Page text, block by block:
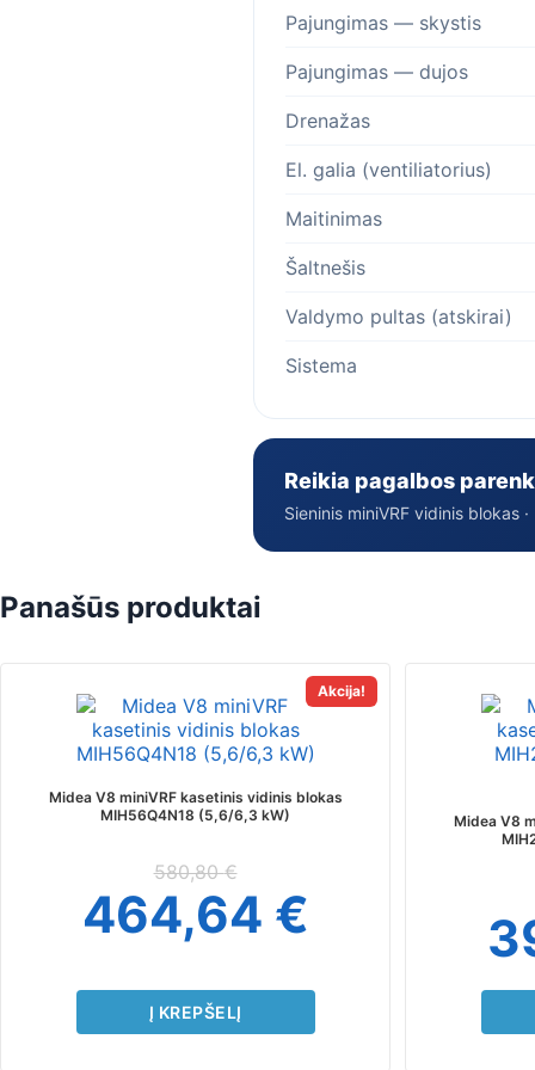
Pajungimas — skystis
Pajungimas — dujos
Drenažas
El. galia (ventiliatorius)
Maitinimas
Šaltnešis
Valdymo pultas (atskirai)
Sistema
Reikia pagalbos
Sieninis miniVRF vidinis blokas
Panašūs produktai
Akcija!
Midea V8 miniVRF kasetinis vidinis blokas
MIH56Q4N18 (5,6/6,3 kW)
580,80€
464,64 €
Į KREPŠELĮ
Midea V8